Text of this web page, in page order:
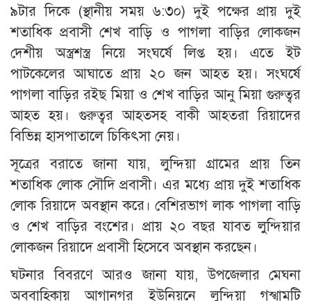
৯টার দিকে (স্থানীয় সময় ৬:৩০) দুই পক্ষের প্রায় দুই
শতাধিক প্রবাসী শেখ বাড়ি ও পাগলা বাড়ির লোকজন
দেশীয় অস্ত্রশস্ত্র নিয়ে সংঘর্ষে লিপ্ত হয়। এতে ইট
পাটকেলের আঘাতে প্রায় ২০ জন আহত হয়। সংঘর্ষে
পাগলা বাড়ির রইছ মিয়া ও শেখ বাড়ির আনু মিয়া গুরুত্বর
আহত হয়। গুরুত্বর আহতসহ বাকী আহতরা রিয়াদের
বিভিন্ন হাসপাতালে চিকিৎসা নেয়।
সূত্রের বরাতে জানা যায়, লুন্দিয়া গ্রামের প্রায় তিন
শতাধিক লোক সৌদি প্রবাসী। এর মধ্যে প্রায় দুই শতাধিক
লোক রিয়াদে অবস্থান করে। বেশিরভাগ লাক পাগলা বাড়ি
ও শেখ বাড়ির বংশের। প্রায় ২০ বছর যাবত লুন্দিয়ার
লোকজন রিয়াদে প্রবাসী হিসেবে অবস্থান করছেন।
ঘটনার বিবরণে আরও জানা যায়, উপজেলার মেঘনা
অববাহিকায় আগানগর ইউনিয়নে লুন্দিয়া গস্খামটি